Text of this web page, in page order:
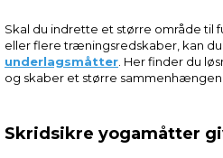
Skal du indrette et større område til
eller flere træningsredskaber, kan du
underlagsmåtter . Her finder du
og skaber et større
Skridsikre yogamåtter